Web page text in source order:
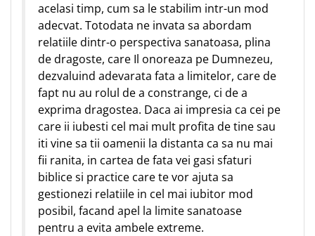
acelasi timp, cum sa le stabilim intr-un mod
adecvat. Totodata ne invata sa abordam
relatiile dintr-o perspectiva sanatoasa, plina
de dragoste, care Il onoreaza pe Dumnezeu,
dezvaluind adevarata fata a limitelor, care de
fapt nu au rolul de a constrange, ci de a
exprima dragostea. Daca ai impresia ca cei pe
care ii iubesti cel mai mult profita de tine sau
iti vine sa tii oamenii la distanta ca sa nu mai
fii ranita, in cartea de fata vei gasi sfaturi
biblice si practice care te vor ajuta sa
gestionezi relatiile in cel mai iubitor mod
posibil, facand apel la limite sanatoase
pentru a evita ambele extreme.